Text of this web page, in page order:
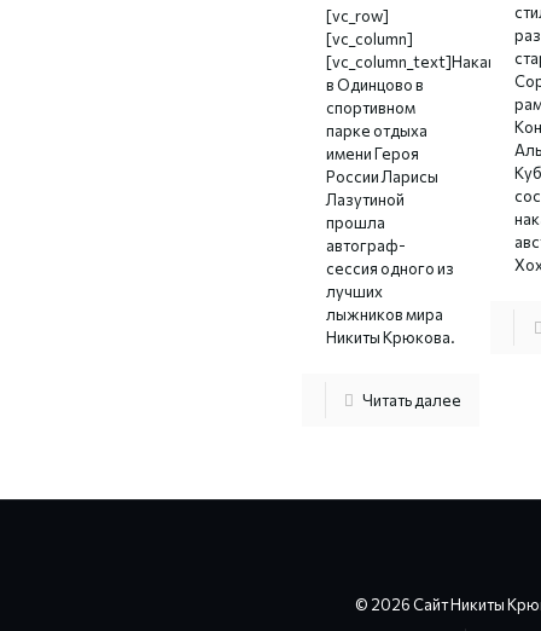
[vc_row]
[vc_column]
[vc_column_text]Накануне
в Одинцово в
спортивном
парке отдыха
имени Героя
России Ларисы
Лазутиной
прошла
автограф-
сессия одного из
лучших
лыжников мира
Никиты Крюкова.
Читать далее
© 2026 Сайт Никиты